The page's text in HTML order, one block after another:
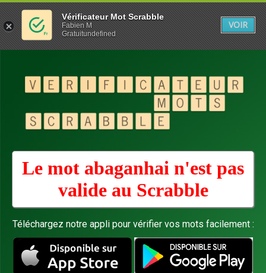
Le mot abaganhai n'est pas
valide au Scrabble
Téléchargez notre appli pour vérifier vos mots facilement :
Vérificateur Mot Scrabble
Fabien M
Gratuitundefined
VOIR